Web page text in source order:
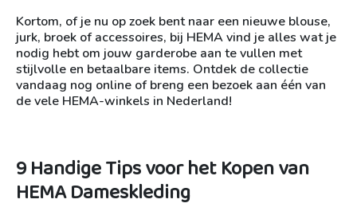
Kortom, of je nu op zoek bent naar een nieuwe blouse,
jurk, broek of accessoires, bij HEMA vind je alles wat je
nodig hebt om jouw garderobe aan te vullen met
stijlvolle en betaalbare items. Ontdek de collectie
vandaag nog online of breng een bezoek aan één van
de vele HEMA-winkels in Nederland!
9 Handige Tips voor het Kopen van
HEMA Dameskleding